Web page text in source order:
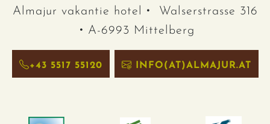
Almajur vakantie hotel
Walserstrasse 316
A-6993 Mittelberg
+43 5517 55120 INFO(AT)ALMAJUR.AT